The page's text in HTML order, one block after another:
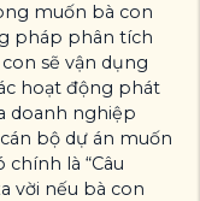
muốn bà con
pháp phân tích
sẽ vận dụng
hoạt động phát
doanh nghiệp
bộ dự án muốn
là “Câu
vời nếu bà con